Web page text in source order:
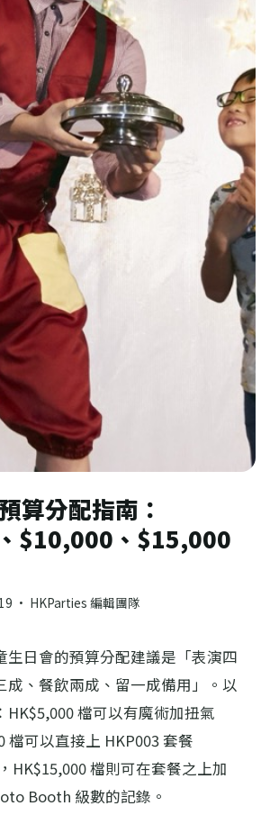
算分配指南：
$10,000、$15,000
· HKParties 編輯團隊
生日會的預算分配建議是「表演四
成、餐飲兩成、留一成備用」。以
HK$5,000 檔可以有魔術加扭氣
檔可以直接上 HKP003 套餐
HK$15,000 檔則可在套餐之上加
Booth 級數的記錄。